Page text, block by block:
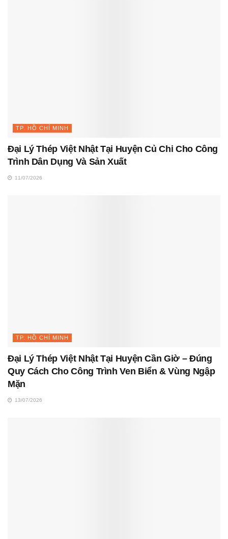
TP. HỒ CHÍ MINH
Đại Lý Thép Việt Nhật Tại Huyện Củ Chi Cho Công
Trình Dân Dụng Và Sản Xuất
11/07/2026
TP. HỒ CHÍ MINH
Đại Lý Thép Việt Nhật Tại Huyện Cần Giờ – Đúng
Quy Cách Cho Công Trình Ven Biển & Vùng Ngập
Mặn
13/07/2026